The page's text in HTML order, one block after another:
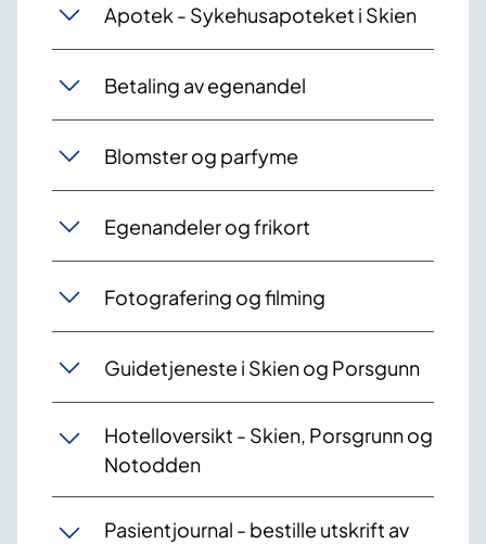
Apotek - Sykehusapoteket i Skien
Betaling av egenandel
Blomster og parfyme
Egenandeler og frikort
Fotografering og filming
Guidetjeneste i Skien og Porsgunn
Hotelloversikt - Skien, Porsgrunn og
Notodden
Pasientjournal - bestille utskrift av